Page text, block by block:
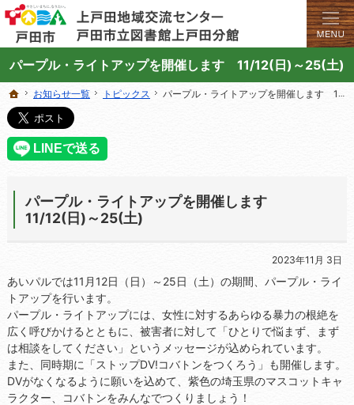
パープル・ライトアップを開催します 11/12(日)～25(土)
学びと交流のプラットフォーム。地域の講座や施設をご案内しています。
上戸田地域交流センターや戸田市立図書館上戸田分館の総合案内サイト
ホーム
お知らせ一覧 トピックス パープル・ライトアップを開催します 11/12(日)～25(土)
パープル・ライトアップを開催します
11/12(日)～25(土)
2023年11月 3日
あいパルでは11月12日（日）～25日（土）の期間、パープル・ライ
トアップを行います。
パープル・ライトアップには、女性に対するあらゆる暴力の根絶を
広く呼びかけるとともに、被害者に対して「ひとりで悩まず、まず
は相談をしてください」というメッセージが込められています。
また、同時期に「ストップDV!コバトンをつくろう」も開催します。
DVがなくなるように願いを込めて、紫色の埼玉県のマスコットキャ
ラクター、コバトンをみんなでつくりましょう！
ホーム
お知らせ一覧 トピックス パープル・ライトアップを開催します 11/12(日)～25(土)